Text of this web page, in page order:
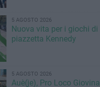
5 AGOSTO 2026
Nuova vita per i giochi di
piazzetta Kennedy
5 AGOSTO 2026
Auè(je), Pro Loco